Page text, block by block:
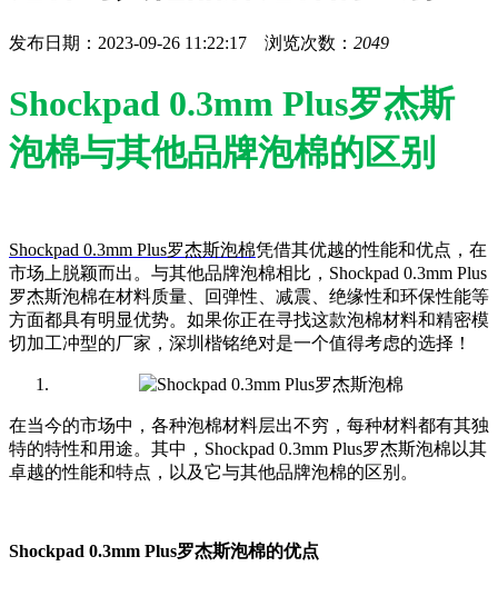
发布日期：2023-09-26 11:22:17 浏览次数： 2049
Shockpad 0.3mm Plus罗杰斯
泡棉与其他品牌泡棉的区别
Shockpad 0.3mm Plus罗杰斯泡棉凭借其优越的性能和优点，在
市场上脱颖而出。与其他品牌泡棉相比，Shockpad 0.3mm Plus
罗杰斯泡棉在材料质量、回弹性、减震、绝缘性和环保性能等
方面都具有明显优势。如果你正在寻找这款泡棉材料和精密模
切加工冲型的厂家，深圳楷铭绝对是一个值得考虑的选择！
在当今的市场中，各种泡棉材料层出不穷，每种材料都有其独
特的特性和用途。其中，Shockpad 0.3mm Plus罗杰斯泡棉以其
卓越的性能和特点，以及它与其他品牌泡棉的区别。
Shockpad 0.3mm Plus罗杰斯泡棉的优点